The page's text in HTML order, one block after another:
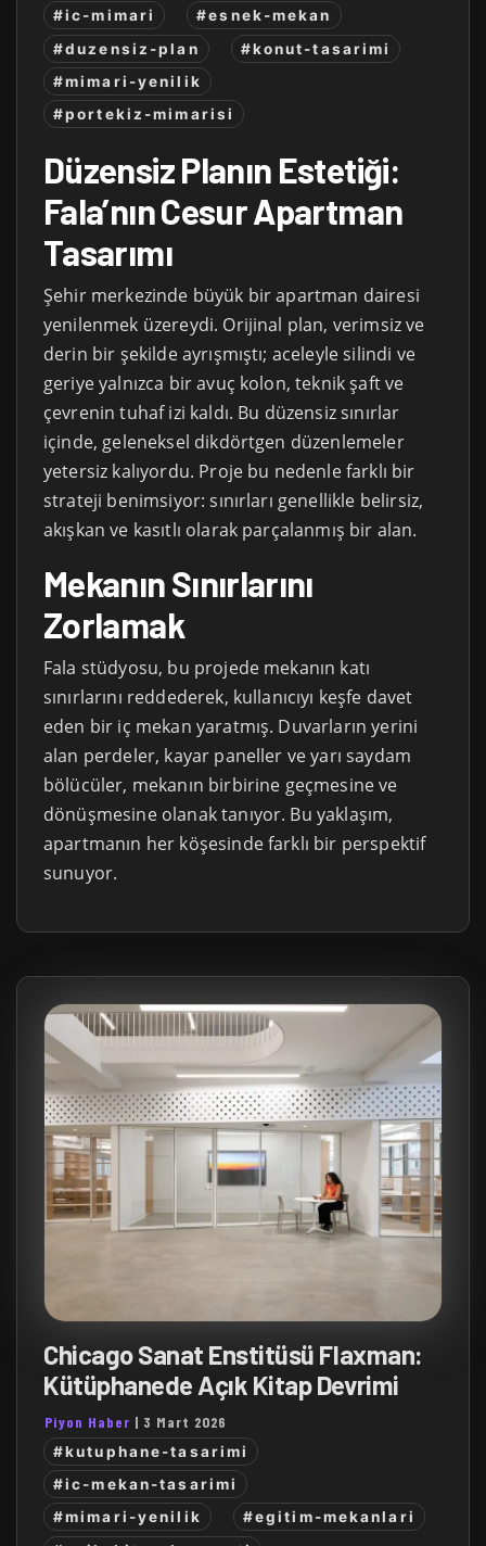
#ic-mimari
#esnek-mekan
#duzensiz-plan
#konut-tasarimi
#mimari-yenilik
#portekiz-mimarisi
Düzensiz Planın Estetiği:
Fala’nın Cesur Apartman
Tasarımı
Şehir merkezinde büyük bir apartman dairesi
yenilenmek üzereydi. Orijinal plan, verimsiz ve
derin bir şekilde ayrışmıştı; aceleyle silindi ve
geriye yalnızca bir avuç kolon, teknik şaft ve
çevrenin tuhaf izi kaldı. Bu düzensiz sınırlar
içinde, geleneksel dikdörtgen düzenlemeler
yetersiz kalıyordu. Proje bu nedenle farklı bir
strateji benimsiyor: sınırları genellikle belirsiz,
akışkan ve kasıtlı olarak parçalanmış bir alan.
Mekanın Sınırlarını
Zorlamak
Fala stüdyosu, bu projede mekanın katı
sınırlarını reddederek, kullanıcıyı keşfe davet
eden bir iç mekan yaratmış. Duvarların yerini
alan perdeler, kayar paneller ve yarı saydam
bölücüler, mekanın birbirine geçmesine ve
dönüşmesine olanak tanıyor. Bu yaklaşım,
apartmanın her köşesinde farklı bir perspektif
sunuyor.
Chicago Sanat Enstitüsü Flaxman:
Kütüphanede Açık Kitap Devrimi
Piyon Haber | 3 Mart 2026
#kutuphane-tasarimi
#ic-mekan-tasarimi
#mimari-yenilik
#egitim-mekanlari